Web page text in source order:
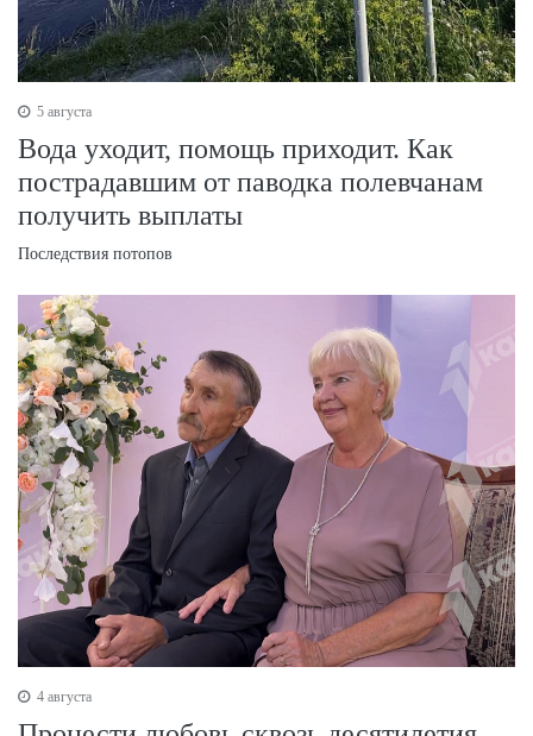
5 августа
Вода уходит, помощь приходит. Как
пострадавшим от паводка полевчанам
получить выплаты
Последствия потопов
4 августа